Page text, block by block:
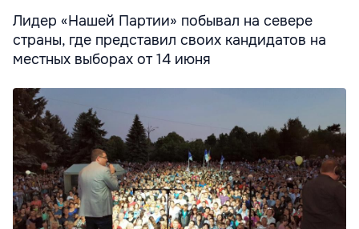
Лидер «Нашей Партии» побывал на севере
страны, где представил своих кандидатов на
местных выборах от 14 июня